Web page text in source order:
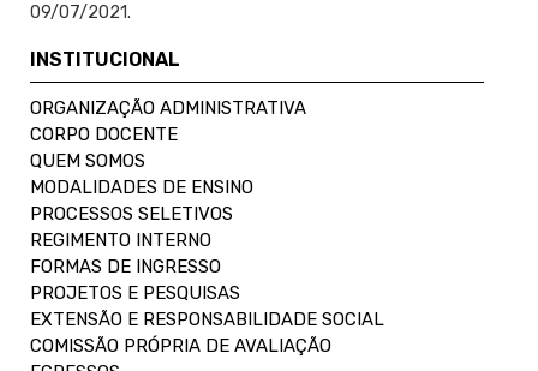
09/07/2021.
INSTITUCIONAL
ORGANIZAÇÃO ADMINISTRATIVA
CORPO DOCENTE
QUEM SOMOS
MODALIDADES DE ENSINO
PROCESSOS SELETIVOS
REGIMENTO INTERNO
FORMAS DE INGRESSO
PROJETOS E PESQUISAS
EXTENSÃO E RESPONSABILIDADE SOCIAL
COMISSÃO PRÓPRIA DE AVALIAÇÃO